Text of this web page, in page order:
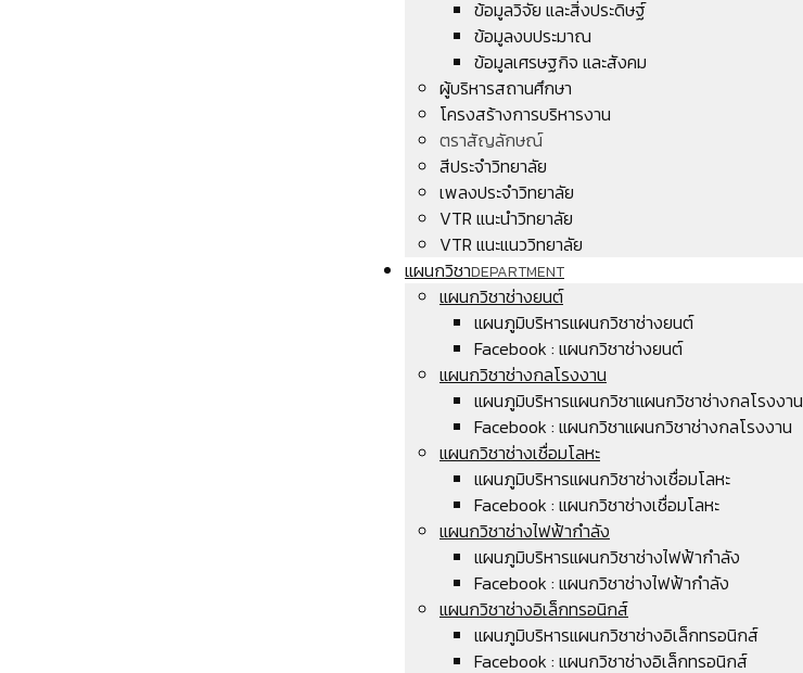
ข้อมูลวิจัย และสิ่งประดิษฐ์
ข้อมูลงบประมาณ
ข้อมูลเศรษฐกิจ และสังคม
ผู้บริหารสถานศึกษา
โครงสร้างการบริหารงาน
ตราสัญลักษณ์
สีประจำวิทยาลัย
เพลงประจำวิทยาลัย
VTR แนะนำวิทยาลัย
VTR แนะแนววิทยาลัย
แผนกวิชาDEPARTMENT
แผนกวิชาช่างยนต์
แผนภูมิบริหารแผนกวิชาช่างยนต์
Facebook : แผนกวิชาช่างยนต์
แผนกวิชาช่างกลโรงงาน
แผนภูมิบริหารแผนกวิชาแผนกวิชาช่างกลโรงงาน
Facebook : แผนกวิชาแผนกวิชาช่างกลโรงงาน
แผนกวิชาช่างเชื่อมโลหะ
แผนภูมิบริหารแผนกวิชาช่างเชื่อมโลหะ
Facebook : แผนกวิชาช่างเชื่อมโลหะ
แผนกวิชาช่างไฟฟ้ากำลัง
แผนภูมิบริหารแผนกวิชาช่างไฟฟ้ากำลัง
Facebook : แผนกวิชาช่างไฟฟ้ากำลัง
แผนกวิชาช่างอิเล็กทรอนิกส์
แผนภูมิบริหารแผนกวิชาช่างอิเล็กทรอนิกส์
Facebook : แผนกวิชาช่างอิเล็กทรอนิกส์